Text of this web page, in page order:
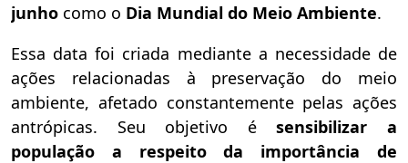
junho como o Dia Mundial do Meio Ambiente.
Essa data foi criada mediante a necessidade de
ações relacionadas à preservação do meio
ambiente, afetado constantemente pelas ações
antrópicas. Seu objetivo ésensibilizar a
população a respeito da importância de